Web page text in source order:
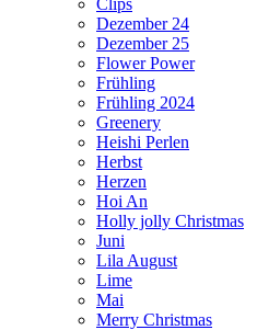
Clips
Dezember 24
Dezember 25
Flower Power
Frühling
Frühling 2024
Greenery
Heishi Perlen
Herbst
Herzen
Hoi An
Holly jolly Christmas
Juni
Lila August
Lime
Mai
Merry Christmas